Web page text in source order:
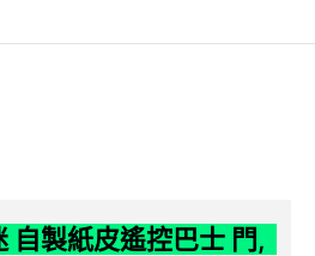
自製紙皮遙控巴士 門,